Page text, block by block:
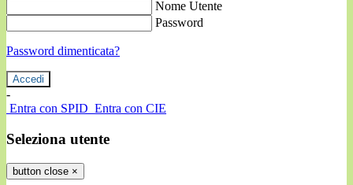
Nome Utente
Password
Password dimenticata?
-
Entra con SPID Entra con CIE
Seleziona utente
button close ×